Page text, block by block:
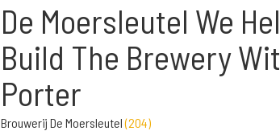
De Moersleutel We
Build The Brewery
Porter
Brouwerij De Moersleutel(204)